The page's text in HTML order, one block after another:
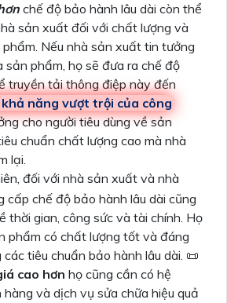
chế độ bảo hành lâu dài còn thể
sản xuất đối với chất lượng và
Nếu nhà sản xuất tin tưởng
sản phẩm, họ sẽ đưa ra chế độ
truyền tải thông điệp này đến
năng vượt trội của công
cho người tiêu dùng về sản
chuẩn chất lượng cao mà nhà
lại.
đối với nhà sản xuất và nhà
cấp chế độ bảo hành lâu dài cũng
thời gian, công sức và tài chính. Họ
phẩm có chất lượng tốt và đáng
tiêu chuẩn bảo hành lâu dài. 📜
cao hơn họ cũng cần có hệ
và dịch vụ sửa chữa hiệu quả